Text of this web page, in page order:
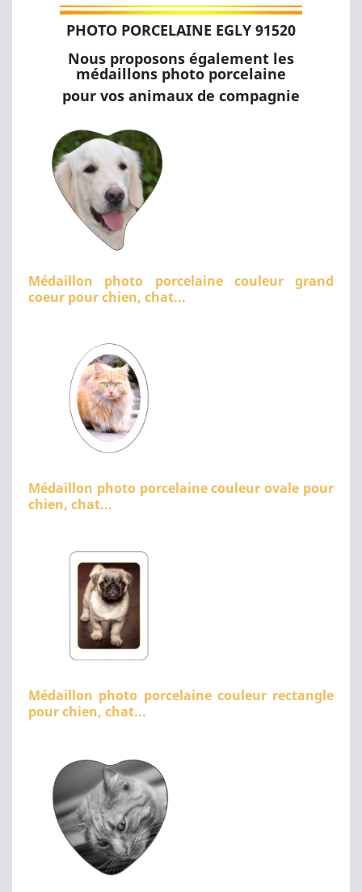
PHOTO PORCELAINE EGLY 91520
Nous proposons également les
médaillons photo porcelaine
pour vos animaux de compagnie
Médaillon photo porcelaine couleur grand
coeur pour chien, chat...
Médaillon photo porcelaine couleur ovale pour
chien, chat...
Médaillon photo porcelaine couleur rectangle
pour chien, chat...